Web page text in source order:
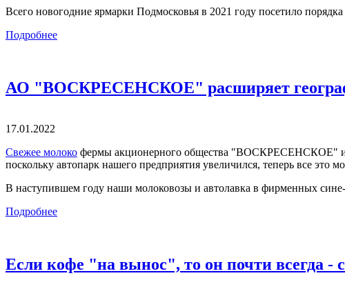
Всего новогодние ярмарки Подмосковья в 2021 году посетило
Подробнее
АО "ВОСКРЕСЕНСКОЕ" расширяет
17.01.2022
Свежее молоко фермы акционерного общества "ВОСКРЕСЕНСКОЕ" и
поскольку автопарк нашего предприятия увеличился, теперь все это
В наступившем году наши молоковозы и автолавка в фирменных
Подробнее
Если кофе "на вынос", то он почти всегда -